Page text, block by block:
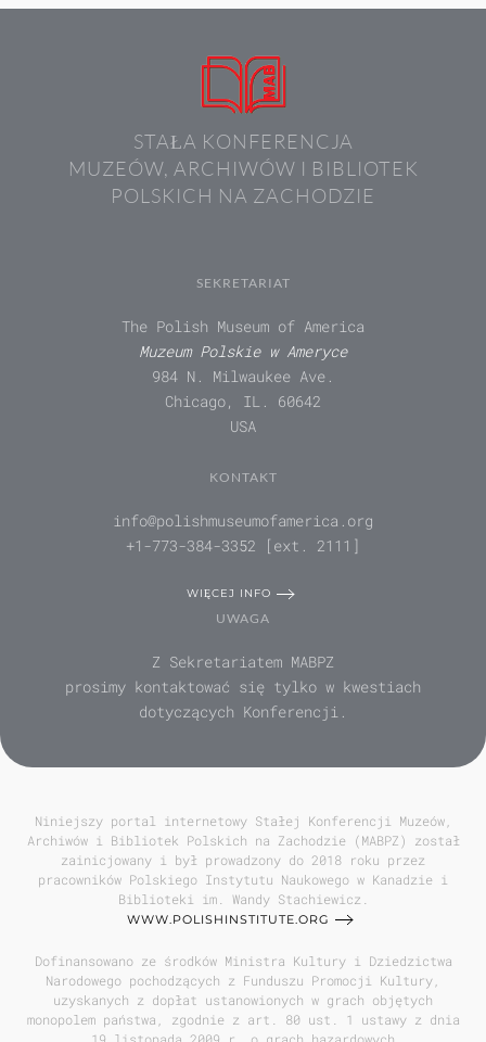
STAŁA KONFERENCJA
MUZEÓW, ARCHIWÓW I BIBLIOTEK
POLSKICH NA ZACHODZIE
SEKRETARIAT
The Polish Museum of America
Muzeum Polskie w Ameryce
984 N. Milwaukee Ave.
Chicago, IL. 60642
USA
KONTAKT
info@polishmuseumofamerica.org
+1-773-384-3352 [ext. 2111]
WIĘCEJ INFO
UWAGA
Z Sekretariatem MABPZ
prosimy kontaktować się tylko w kwestiach
dotyczących Konferencji.
Niniejszy portal internetowy Stałej Konferencji Muzeów,
Archiwów i Bibliotek Polskich na Zachodzie (MABPZ) został
zainicjowany i był prowadzony do 2018 roku przez
pracowników Polskiego Instytutu Naukowego w Kanadzie i
Biblioteki im. Wandy Stachiewicz.
WWW.POLISHINSTITUTE.ORG
Dofinansowano ze środków Ministra Kultury i Dziedzictwa
Narodowego pochodzących z Funduszu Promocji Kultury,
uzyskanych z dopłat ustanowionych w grach objętych
monopolem państwa, zgodnie z art. 80 ust. 1 ustawy z dnia